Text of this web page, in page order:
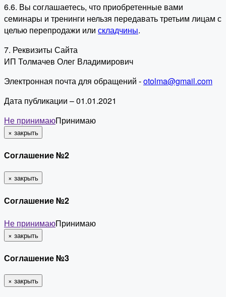
6.6. Вы соглашаетесь, что приобретенные вами
семинары и тренинги нельзя передавать третьим лицам с
целью перепродажи или складчины.
7. Реквизиты Сайта
ИП Толмачев Олег Владимирович
Электронная почта для обращений -otolma@gmail.com
Дата публикации – 01.01.2021
Не принимаюПринимаю
× закрыть
Соглашение №2
× закрыть
Соглашение №2
Не принимаюПринимаю
× закрыть
Соглашение №3
× закрыть